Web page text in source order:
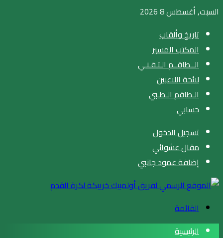
السبت, أغسطس 8 2026
تاريخ وألقاب
المكتب المسير
الــطاقــم الـتـقـنـي
لائحة اللاعبين
الـطاقم الـطـبي
حسابي
تسجيل الدخول
مقال عشوائي
إضافة عمود جانبي
القائمة
الرئيسية